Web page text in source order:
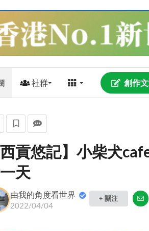
社群 創作
西貢悠記】小柴犬
天
由我的角度看世界
2022/04/04
+ 關注